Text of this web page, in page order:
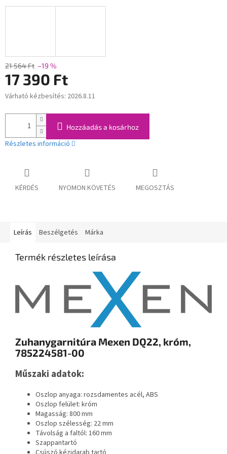
21 564 Ft –19 %
17 390 Ft
Egységár:
Várható kézbesítés: 2026.8.11
Hozzáadás a kosárhoz
Részletes információ
KÉRDÉS NYOMON KÖVETÉS MEGOSZTÁS
Leírás Beszélgetés Márka
Termék részletes leírása
Zuhanygarnitúra Mexen DQ22, króm,
785224581-00
Műszaki adatok:
Oszlop anyaga: rozsdamentes acél, ABS
Oszlop felület: króm
Magasság: 800 mm
Oszlop szélesség: 22 mm
Távolság a faltól: 160 mm
Szappantartó